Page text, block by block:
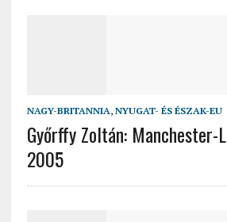
NAGY-BRITANNIA, NYUGAT- ÉS ÉSZAK-EU
Győrffy Zoltán: Manchester-
2005